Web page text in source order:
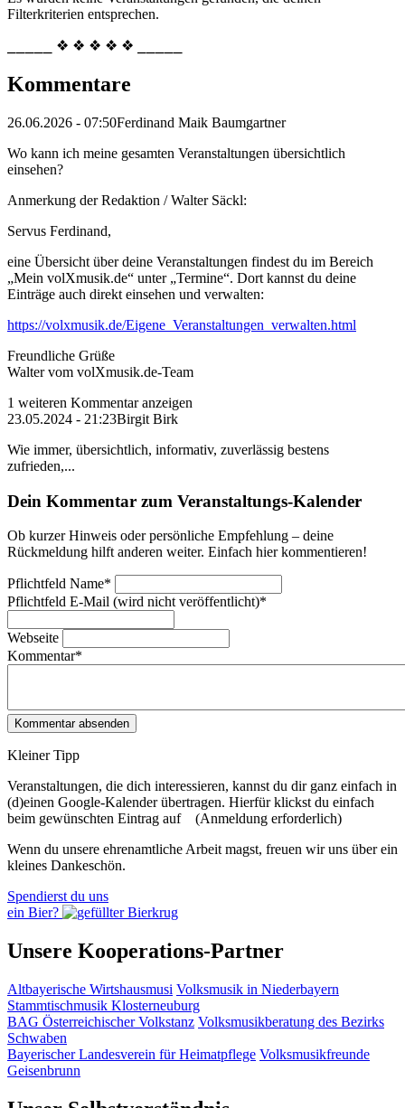
Filterkriterien entsprechen.
⎯⎯⎯⎯⎯ ❖ ❖ ❖ ❖ ❖ ⎯⎯⎯⎯⎯
Kommentare
26.06.2026 - 07:50Ferdinand Maik Baumgartner
Wo kann ich meine gesamten Veranstaltungen übersichtlich
einsehen?
Anmerkung der Redaktion /Walter Säckl:
Servus Ferdinand,
eine Übersicht über deine Veranstaltungen findest du im Bereich
„Mein volXmusik.de“ unter „Termine“. Dort kannst du deine
Einträge auch direkt einsehen und verwalten:
https://volxmusik.de/Eigene_Veranstaltungen_verwalten.html
Freundliche Grüße
Walter vom volXmusik.de-Team
1 weiteren Kommentar anzeigen
23.05.2024 - 21:23Birgit Birk
Wie immer, übersichtlich, informativ, zuverlässig bestens
zufrieden,...
Dein Kommentar zum Veranstaltungs-Kalender
Ob kurzer Hinweis oder persönliche Empfehlung – deine
Rückmeldung hilft anderen weiter. Einfach hier kommentieren!
Pflichtfeld Name*
Pflichtfeld E-Mail (wird nicht veröffentlicht)*
Webseite
Kommentar*
Kleiner Tipp
Veranstaltungen, die dich interessieren, kannst du dir ganz einfach in
(d)einen Google-Kalender übertragen. Hierfür klickst du einfach
beim gewünschten Eintrag auf
(Anmeldung erforderlich)
Wenn du unsere ehrenamtliche Arbeit magst, freuen wir uns über ein
kleines Dankeschön.
Spendierst du uns
ein Bier?
Unsere Kooperations-Partner
Altbayerische Wirtshausmusi Volksmusik in Niederbayern
Stammtischmusik Klosterneuburg
BAG Österreichischer Volkstanz Volksmusikberatung des Bezirks
Schwaben
Bayerischer Landesverein für Heimatpflege Volksmusikfreunde
Geisenbrunn